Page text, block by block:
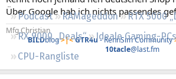
Podcast RAMageddon
RTX 5000
RX 9000 „Deals“
Ideale Gaming-PCs
CPU-Rangliste
Über Google hab ich nichts passendes
Mfg Christian
BILDblog>|<GTR4u- RennSim Community
10tacle@last.fm